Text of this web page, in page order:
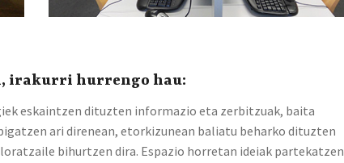
irakurri hurrengo hau:
eskaintzen dituzten informazio eta zerbitzuak, baita
ari direnean, etorkizunean baliatu beharko dituzten
bihurtzen dira. Espazio horretan ideiak partekatzen